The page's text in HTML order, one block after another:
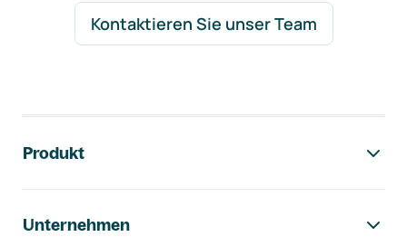
Kontaktieren Sie unser Team
Produkt
Unternehmen